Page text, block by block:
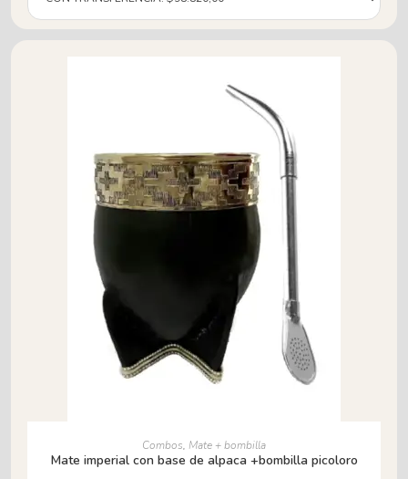
AÑADIR AL CARRITO
Combos, Mate + bombilla
Mate imperial con base de alpaca +bombilla picoloro